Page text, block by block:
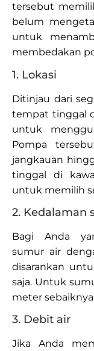
tersebut
belum
untuk
membedakan
1. Lokasi
Ditinjau dari
tempat tinggal
untuk
Pompa
jangkauan
tinggal di
untuk memilih
2. Kedalaman
Bagi Anda
sumur air
disarankan
saja. Untuk
meter
3. Debit air
Jika Anda